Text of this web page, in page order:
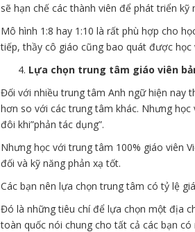
sẽ hạn chế các thành viên để phát triển kỹ
Mô hình 1:8 hay 1:10 là rất phù hợp cho
tiếp, thầy cô giáo cũng bao quát được học
Lựa chọn trung tâm giáo viên
Đối với nhiều trung tâm Anh ngữ hiện nay
hơn so với các trung tâm khác. Nhưng
đôi khi”phản tác dụng”.
Nhưng học với trung tâm 100% giáo viên
đối và kỹ năng phản xạ tốt.
Các bạn nên lựa chọn trung tâm có tỷ lệ
Đó là những tiêu chí để lựa chọn một địa
toàn quốc nói chung cho tất cả các bạn có